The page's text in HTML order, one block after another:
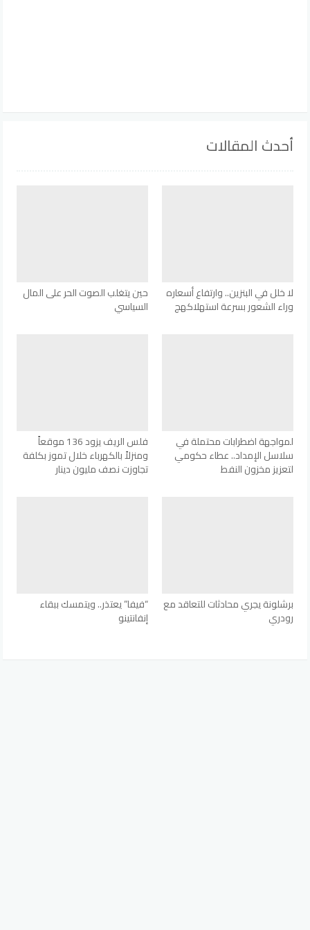
أحدث المقالات
لا خلل في البنزين.. وارتفاع أسعاره
وراء الشعور بسرعة استهلاكهج
حين يتغلب الصوت الحر على المال
السياسي
لمواجهة اضطرابات محتملة في
سلاسل الإمداد.. عطاء حكومي
لتعزيز مخزون النفط
فلس الريف يزود 136 موقعاً
ومنزلاً بالكهرباء خلال تموز بكلفة
تجاوزت نصف مليون دينار
برشلونة يجري محادثات للتعاقد مع
رودري
“فيفا” يعتذر.. ويتمسك ببقاء
إنفانتينو